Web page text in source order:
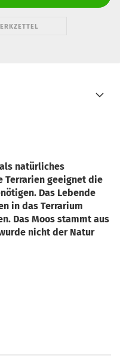
natürliches
Terrarien geeignet die
Das Lebende
in das Terrarium
Das Moos stammt aus
nicht der Natur